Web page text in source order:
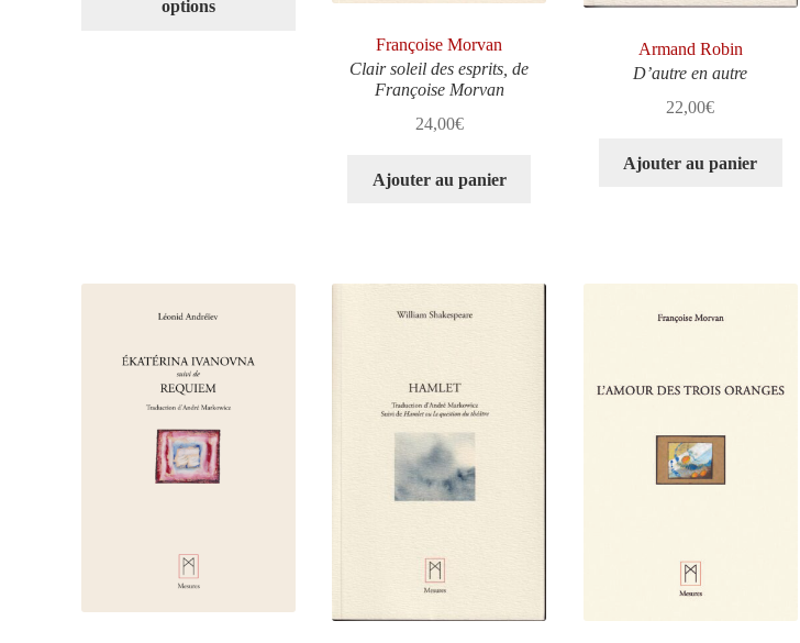
options
Françoise Morvan
Clair soleil des esprits, de
Françoise Morvan
24,00€
Ajouter au panier
Armand Robin
D’autre en autre
22,00€
Ajouter au panier